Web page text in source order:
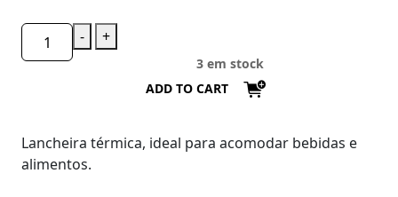
- +
3 em stock
ADD TO CART
Lancheira térmica, ideal para acomodar bebidas e
alimentos.